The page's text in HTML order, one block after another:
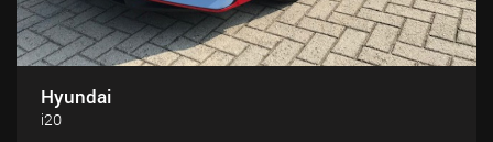
Hyundai
i20